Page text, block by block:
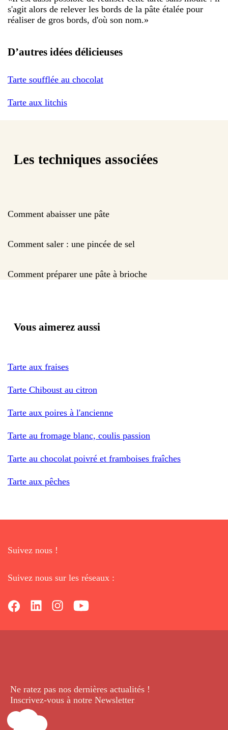
s'agit alors de relever les bords de la pâte étalée pour
réaliser de gros bords, d'où son nom.»
D’autres idées délicieuses
Tarte soufflée au chocolat
Tarte aux litchis
Les techniques associées
Comment abaisser une pâte
Comment saler : une pincée de sel
Comment préparer une pâte à brioche
Vous aimerez aussi
Tarte aux fraises
Tarte Chiboust au citron
Tarte aux poires à l'ancienne
Tarte au fromage blanc, coulis passion
Tarte au chocolat poivré et framboises fraîches
Tarte aux pêches
Suivez nous !
Suivez nous sur les réseaux :
Ne ratez pas nos dernières actualités !
Inscrivez-vous à notre Newsletter.